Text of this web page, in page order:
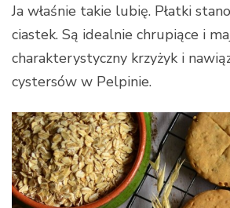
Ja właśnie takie lubię. Płatki
ciastek. Są idealnie chrupiące i
charakterystyczny krzyżyk i
cystersów w Pelpinie.